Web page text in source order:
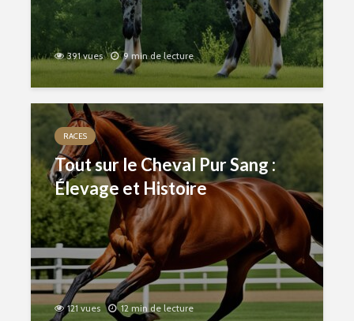
391 vues 9 min de lecture
RACES
Tout sur le Cheval Pur Sang :
Élevage et Histoire
121 vues 12 min de lecture